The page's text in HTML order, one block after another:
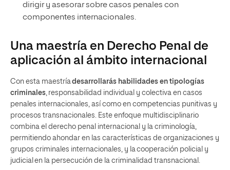
dirigir y asesorar sobre casos penales con
componentes internacionales.
Una maestría en Derecho Penal de
aplicación al ámbito internacional
Con esta maestríadesarrollarás habilidades en tipologías
criminales, responsabilidad individual y colectiva en casos
penales internacionales, así como en competencias punitivas y
procesos transnacionales. Este enfoque multidisciplinario
combina el derecho penal internacional y la criminología,
permitiendo ahondar en las características de organizaciones y
grupos criminales internacionales, y la cooperación policial y
judicial en la persecución de la criminalidad transnacional.